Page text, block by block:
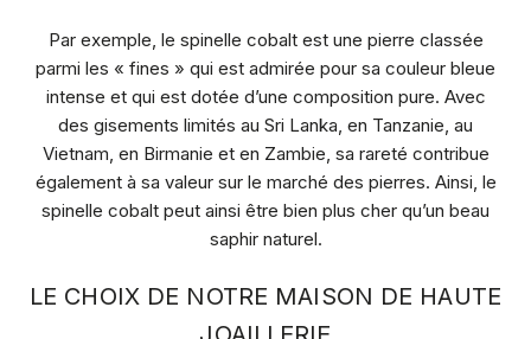
Par exemple, le spinelle cobalt est une pierre classée
parmi les « fines » qui est admirée pour sa couleur bleue
intense et qui est dotée d’une composition pure. Avec
des gisements limités au Sri Lanka, en Tanzanie, au
Vietnam, en Birmanie et en Zambie, sa rareté contribue
également à sa valeur sur le marché des pierres. Ainsi, le
spinelle cobalt peut ainsi être bien plus cher qu’un beau
saphir naturel.
LE CHOIX DE NOTRE MAISON DE HAUTE